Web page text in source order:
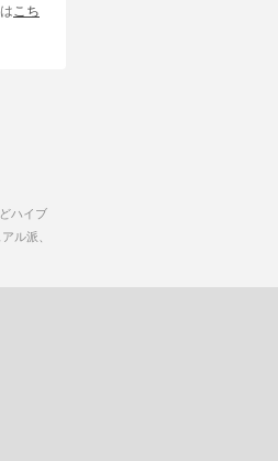
こち
ハイブ
ル派、